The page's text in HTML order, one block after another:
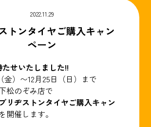
2022.11.29
トンタイヤご購入キャン
ペーン
せいたしました!!
金）〜12月25日（日）まで
松のぞみ店で
リヂストンタイヤご購入キャン
を開催します。